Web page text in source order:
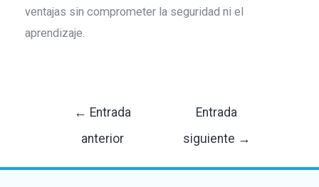
ventajas sin comprometer la seguridad ni el
aprendizaje.
← Entrada
anterior
Entrada
siguiente →